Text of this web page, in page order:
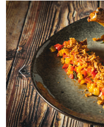
Previous